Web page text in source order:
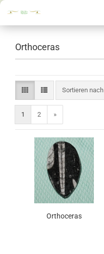
Orthoceras
Sortieren nach
Sortieren nach
1 2 »
Orthoceras